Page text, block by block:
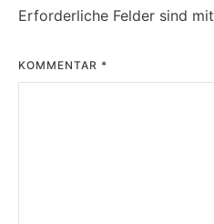
Erforderliche Felder sind mit
KOMMENTAR *